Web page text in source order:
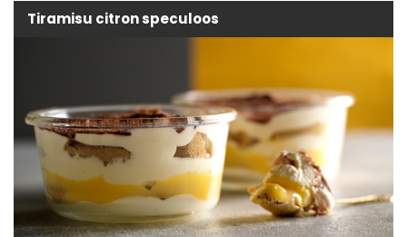
Tiramisu citron speculoos